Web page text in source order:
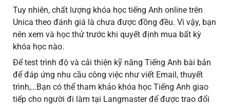
Tuy nhiên, chất lượng khóa học tiếng Anh online trên
Unica theo đánh giá là chưa được đồng đều. Vì vậy, bạn
nên xem và học thử trước khi quyết định mua bất kỳ
khóa học nào.
Để test trình độ và cải thiện kỹ năng Tiếng Anh bài bản
để đáp ứng nhu cầu công việc như viết Email, thuyết
trình,…Bạn có thể tham khảo khóa học Tiếng Anh giao
tiếp cho người đi làm tại Langmaster để được trao đổi